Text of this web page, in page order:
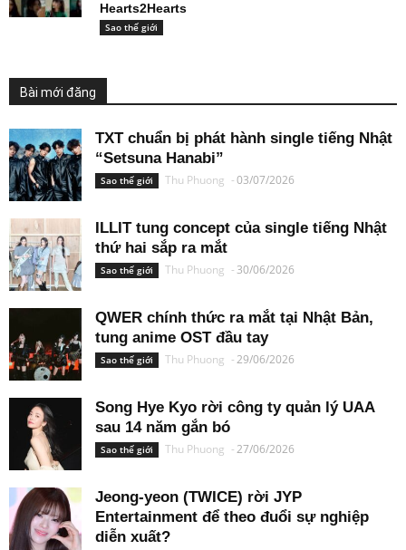
Hearts2Hearts
Sao thế giới
Bài mới đăng
TXT chuẩn bị phát hành single tiếng Nhật
“Setsuna Hanabi”
Sao thế giới Thu Phuong -03/07/2026
ILLIT tung concept của single tiếng Nhật
thứ hai sắp ra mắt
Sao thế giới Thu Phuong - 30/06/2026
QWER chính thức ra mắt tại Nhật Bản,
tung anime OST đầu tay
Sao thế giới Thu Phuong -29/06/2026
Song Hye Kyo rời công ty quản lý UAA
sau 14 năm gắn bó
Sao thế giới Thu Phuong -27/06/2026
Jeong-yeon (TWICE) rời JYP
Entertainment để theo đuổi sự nghiệp
diễn xuất?